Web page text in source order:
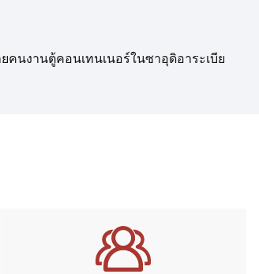
คนงานตู้คอนเทนเนอร์ในซาอุดิอาระเบีย